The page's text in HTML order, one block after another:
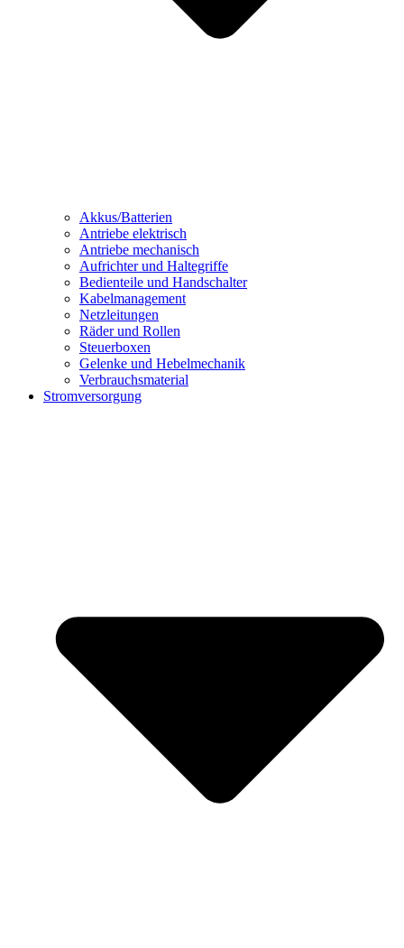
Akkus/Batterien
Antriebe elektrisch
Antriebe mechanisch
Aufrichter und Haltegriffe
Bedienteile und Handschalter
Kabelmanagement
Netzleitungen
Räder und Rollen
Steuerboxen
Gelenke und Hebelmechanik
Verbrauchsmaterial
Stromversorgung